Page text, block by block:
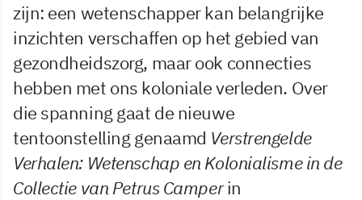
zijn: een wetenschapper kan belangrijke
inzichten verschaffen op het gebied van
gezondheidszorg, maar ook connecties
hebben met ons koloniale verleden. Over
die spanning gaat de nieuwe
tentoonstelling genaamd Verstrengelde
Verhalen: Wetenschap en Kolonialisme in de
Collectie van Petrus Camperin